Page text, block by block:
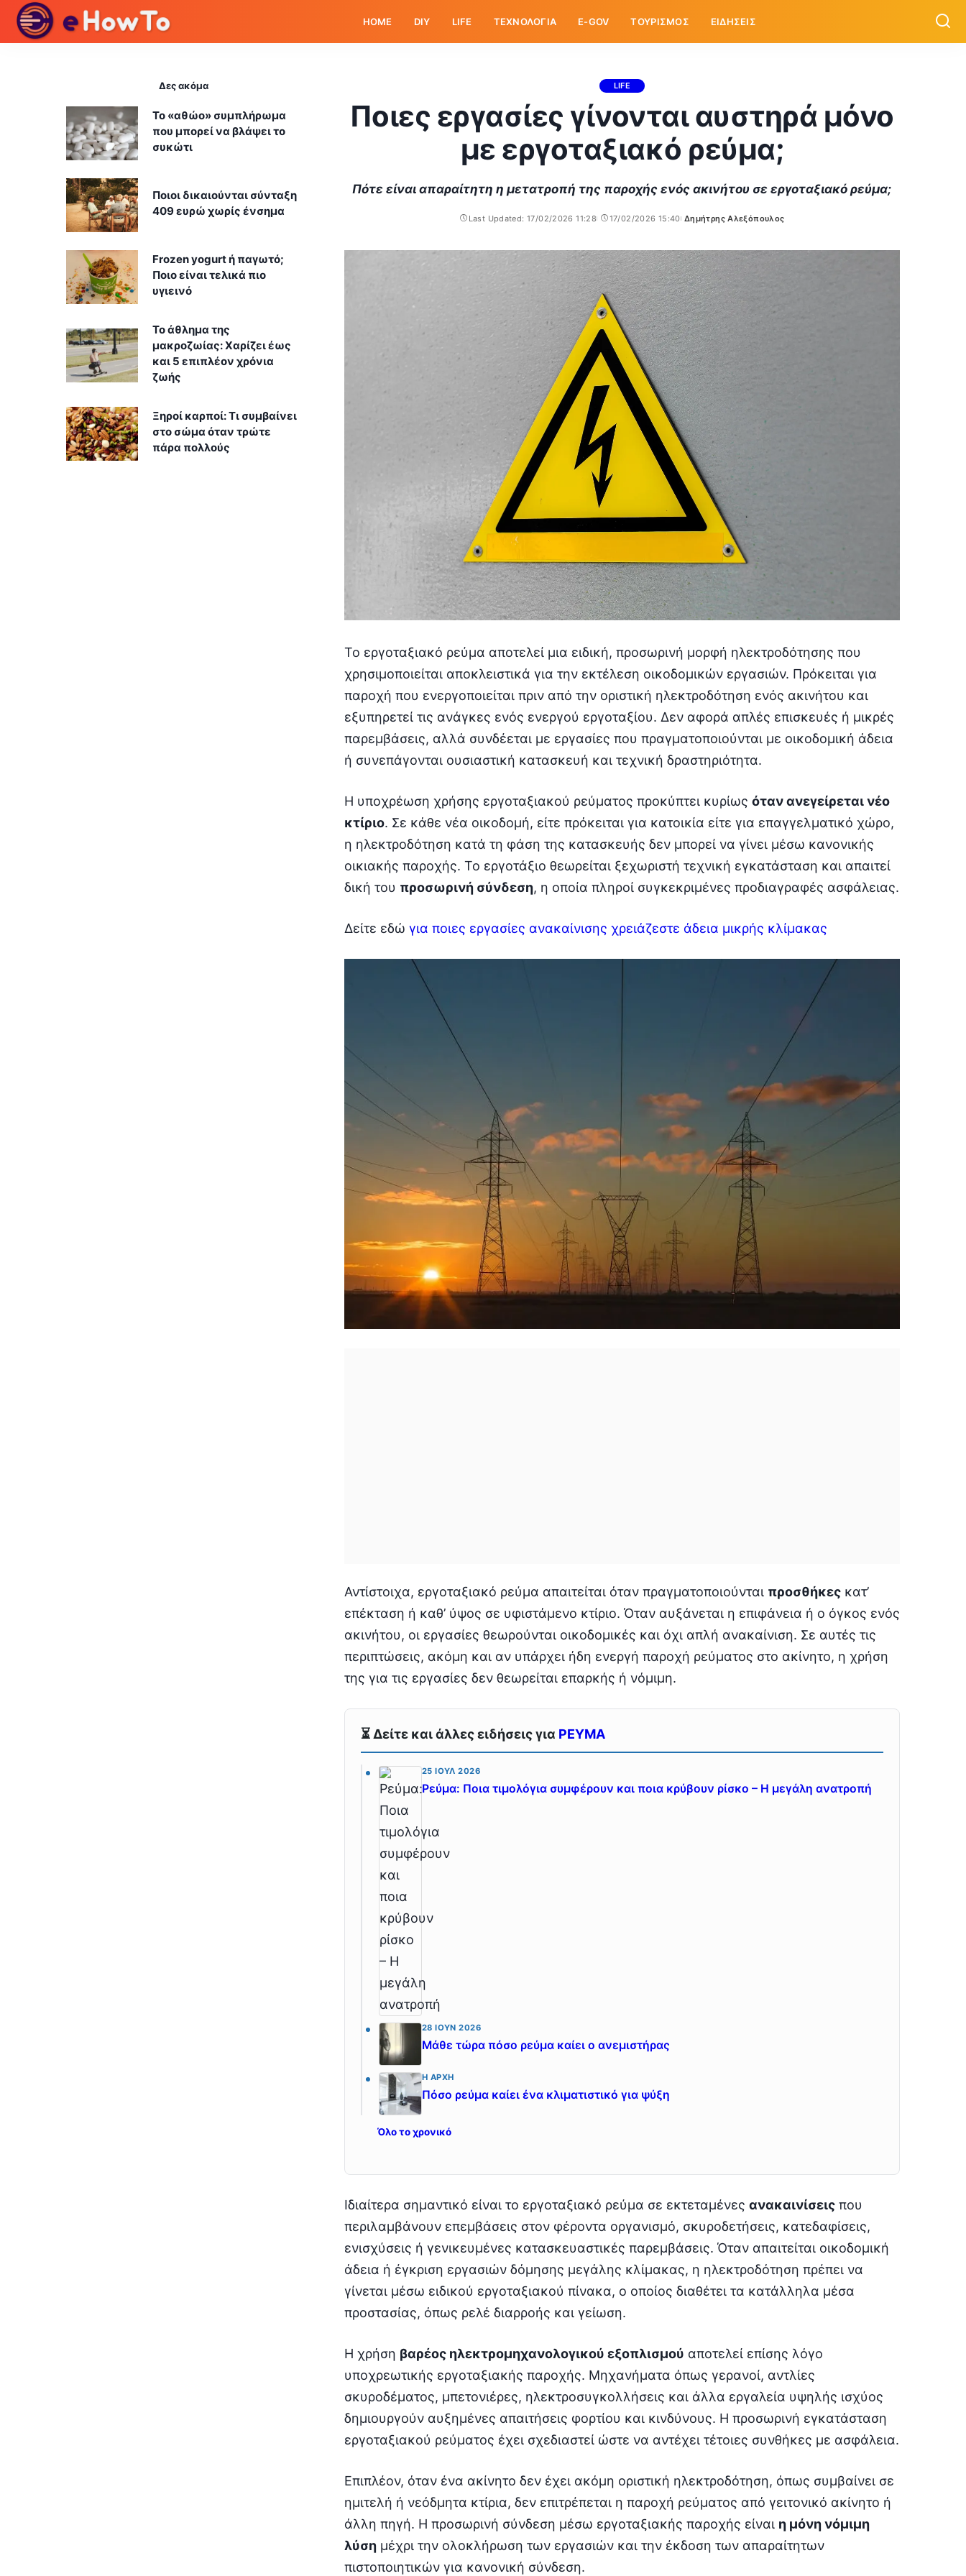
HOME DIY LIFE ΤΕΧΝΟΛΟΓΙΑ E-GOV ΤΟΥΡΙΣΜΟΣ ΕΙΔΗΣΕΙΣ
LIFE
Ποιες εργασίες γίνονται αυστηρά μόνο
με εργοταξιακό ρεύμα;
Πότε είναι απαραίτητη η μετατροπή της παροχής ενός ακινήτου σε εργοταξιακό ρεύμα;
Last Updated: 17/02/2026 11:28 17/02/2026 15:40
Posted
Δημήτρης Αλεξόπουλος
Το εργοταξιακό ρεύμα αποτελεί μια ειδική, προσωρινή μορφή ηλεκτροδότησης που
χρησιμοποιείται αποκλειστικά για την εκτέλεση οικοδομικών εργασιών. Πρόκειται για
παροχή που ενεργοποιείται πριν από την οριστική ηλεκτροδότηση ενός ακινήτου και
εξυπηρετεί τις ανάγκες ενός ενεργού εργοταξίου. Δεν αφορά απλές επισκευές ή μικρές
παρεμβάσεις, αλλά συνδέεται με εργασίες που πραγματοποιούνται με οικοδομική άδεια
ή συνεπάγονται ουσιαστική κατασκευή και τεχνική δραστηριότητα.
Η υποχρέωση χρήσης εργοταξιακού ρεύματος προκύπτει κυρίως όταν ανεγείρεται νέο
κτίριο. Σε κάθε νέα οικοδομή, είτε πρόκειται για κατοικία είτε για επαγγελματικό χώρο,
η ηλεκτροδότηση κατά τη φάση της κατασκευής δεν μπορεί να γίνει μέσω κανονικής
οικιακής παροχής. Το εργοτάξιο θεωρείται ξεχωριστή τεχνική εγκατάσταση και απαιτεί
δική του προσωρινή σύνδεση, η οποία πληροί συγκεκριμένες προδιαγραφές ασφάλειας.
Δείτε εδώ για ποιες εργασίες ανακαίνισης χρειάζεστε άδεια μικρής κλίμακας
Αντίστοιχα, εργοταξιακό ρεύμα απαιτείται όταν πραγματοποιούνται προσθήκεςκατ’
επέκταση ή καθ’ ύψος σε υφιστάμενο κτίριο. Όταν αυξάνεται η επιφάνεια ή ο όγκος ενός
ακινήτου, οι εργασίες θεωρούνται οικοδομικές και όχι απλή ανακαίνιση. Σε αυτές τις
περιπτώσεις, ακόμη και αν υπάρχει ήδη ενεργή παροχή ρεύματος στο ακίνητο, η χρήση
της για τις εργασίες δεν θεωρείται επαρκής ή νόμιμη.
⏳ Δείτε και άλλες ειδήσεις για ΡΕΥΜΑ
25 ΙΟΎΛ 2026
Ρεύμα: Ποια τιμολόγια συμφέρουν και ποια κρύβουν ρίσκο – Η μεγάλη ανατροπή
28 ΙΟΎΝ 2026
Μάθε τώρα πόσο ρεύμα καίει ο ανεμιστήρας
Η ΑΡΧΉ
Πόσο ρεύμα καίει ένα κλιματιστικό για ψύξη
Όλο το χρονικό
Ιδιαίτερα σημαντικό είναι το εργοταξιακό ρεύμα σε εκτεταμένες ανακαινίσειςπου
περιλαμβάνουν επεμβάσεις στον φέροντα οργανισμό, σκυροδετήσεις, κατεδαφίσεις,
ενισχύσεις ή γενικευμένες κατασκευαστικές παρεμβάσεις. Όταν απαιτείται οικοδομική
άδεια ή έγκριση εργασιών δόμησης μεγάλης κλίμακας, η ηλεκτροδότηση πρέπει να
γίνεται μέσω ειδικού εργοταξιακού πίνακα, ο οποίος διαθέτει τα κατάλληλα μέσα
προστασίας, όπως ρελέ διαρροής και γείωση.
Η χρήση βαρέος ηλεκτρομηχανολογικού εξοπλισμού αποτελεί επίσης λόγο
υποχρεωτικής εργοταξιακής παροχής. Μηχανήματα όπως γερανοί, αντλίες
σκυροδέματος, μπετονιέρες, ηλεκτροσυγκολλήσεις και άλλα εργαλεία υψηλής ισχύος
δημιουργούν αυξημένες απαιτήσεις φορτίου και κινδύνους. Η προσωρινή εγκατάσταση
εργοταξιακού ρεύματος έχει σχεδιαστεί ώστε να αντέχει τέτοιες συνθήκες με ασφάλεια.
Επιπλέον, όταν ένα ακίνητο δεν έχει ακόμη οριστική ηλεκτροδότηση, όπως συμβαίνει σε
ημιτελή ή νεόδμητα κτίρια, δεν επιτρέπεται η παροχή ρεύματος από γειτονικό ακίνητο ή
άλλη πηγή. Η προσωρινή σύνδεση μέσω εργοταξιακής παροχής είναι η μόνη νόμιμη
λύσημέχρι την ολοκλήρωση των εργασιών και την έκδοση των απαραίτητων
πιστοποιητικών για κανονική σύνδεση.
Δες ακόμα
Το «αθώο» συμπλήρωμα
που μπορεί να βλάψει το
συκώτι
Ποιοι δικαιούνται σύνταξη
409 ευρώ χωρίς ένσημα
Frozen yogurt ή παγωτό;
Ποιο είναι τελικά πιο
υγιεινό
Το άθλημα της
μακροζωίας: Χαρίζει έως
και 5 επιπλέον χρόνια
ζωής
Ξηροί καρποί: Τι συμβαίνει
στο σώμα όταν τρώτε
πάρα πολλούς